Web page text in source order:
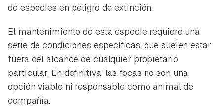
de especies en peligro de extinción.
El mantenimiento de esta especie requiere una
serie de condiciones específicas, que suelen estar
fuera del alcance de cualquier propietario
particular. En definitiva, las focas no son una
opción viable ni responsable como animal de
compañía.